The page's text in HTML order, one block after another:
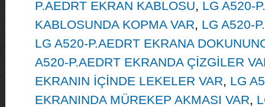
P.AEDRT EKRAN KABLOSU, LG A520-
KABLOSUNDA KOPMA VAR, LG A520-
LG A520-P.AEDRT EKRANA
A520-P.AEDRT EKRANDA ÇİZGİLER
EKRANIN İÇİNDE LEKELER VAR, LG
EKRANINDA MÜREKEP AKMASI VAR,